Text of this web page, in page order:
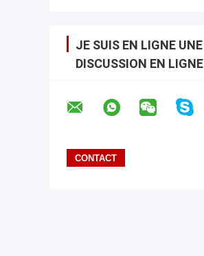
JE SUIS EN LIGNE UNE
DISCUSSION EN LIGNE